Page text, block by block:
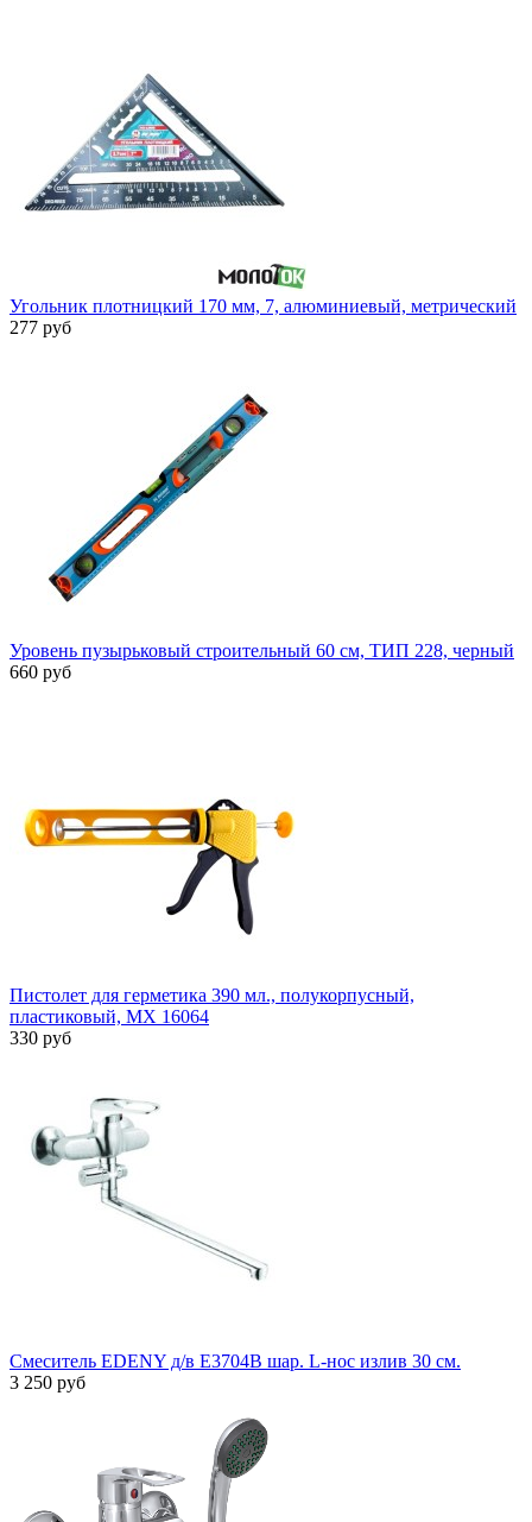
Угольник плотницкий 170 мм, 7, алюминиевый, метрический
277 руб
Уровень пузырьковый строительный 60 см, ТИП 228, черный
660 руб
Пистолет для герметика 390 мл., полукорпусный,
пластиковый, MX 16064
330 руб
Смеситель EDENY д/в E3704В шар. L-нос излив 30 см.
3 250 руб